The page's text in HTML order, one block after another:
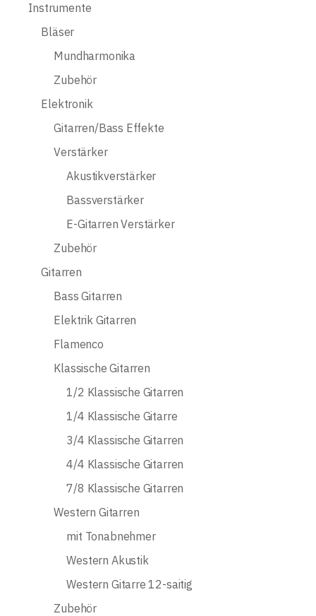
Instrumente
Bläser
Mundharmonika
Zubehör
Elektronik
Gitarren/Bass Effekte
Verstärker
Akustikverstärker
Bassverstärker
E-Gitarren Verstärker
Zubehör
Gitarren
Bass Gitarren
Elektrik Gitarren
Flamenco
Klassische Gitarren
1/2 Klassische Gitarren
1/4 Klassische Gitarre
3/4 Klassische Gitarren
4/4 Klassische Gitarren
7/8 Klassische Gitarren
Western Gitarren
mit Tonabnehmer
Western Akustik
Western Gitarre 12-saitig
Zubehör